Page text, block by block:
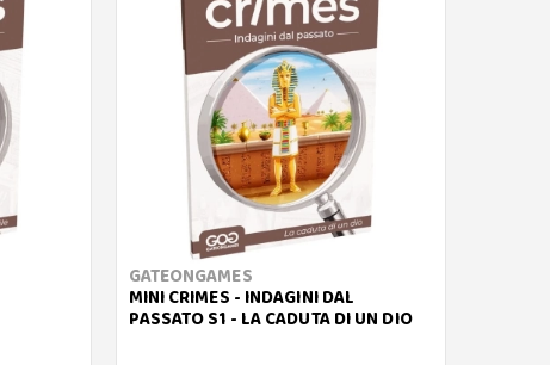
GATEONGAMES
MINI CRIMES - INDAGINI DAL
PASSATO S1 - LA CADUTA DI UN DIO